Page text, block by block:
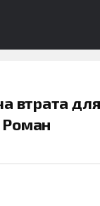
втрата для
Роман